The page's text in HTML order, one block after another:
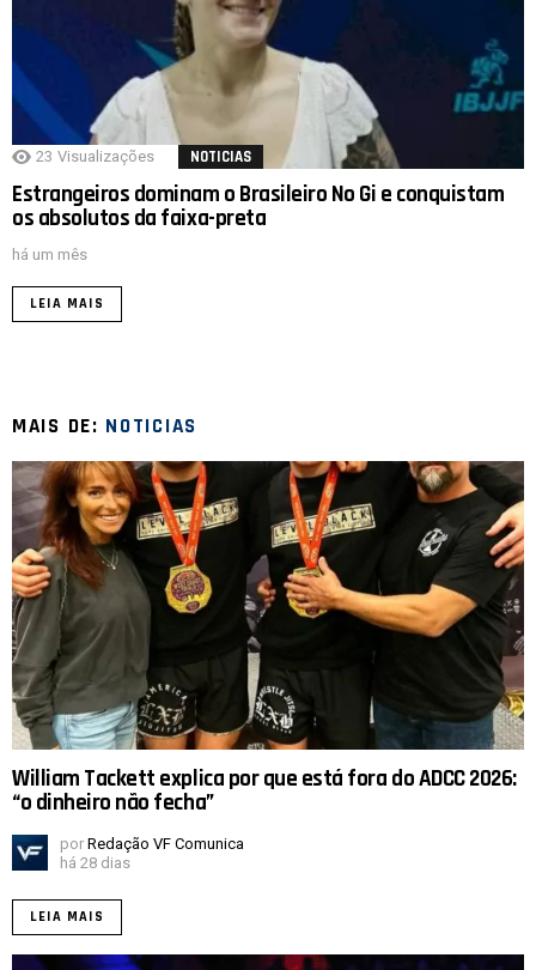
23 Visualizações NOTICIAS
Estrangeiros dominam o Brasileiro No Gi e conquistam
os absolutos da faixa-preta
há um mês
LEIA MAIS
MAIS DE: NOTICIAS
William Tackett explica por que está fora do ADCC 2026:
“o dinheiro não fecha”
por Redação VF Comunica
há 28 dias
LEIA MAIS